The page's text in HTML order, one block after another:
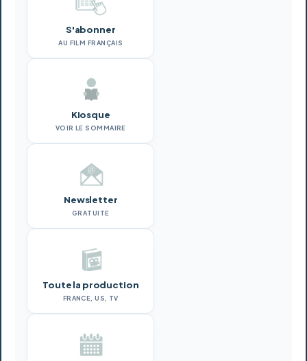
S'abonner
AU FILM FRANÇAIS
Kiosque
VOIR LE SOMMAIRE
Newsletter
GRATUITE
Toute la production
FRANCE, US, TV